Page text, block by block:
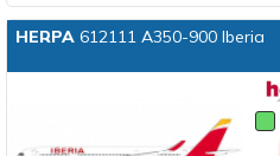
HERPA612111 A350-900 Iberia